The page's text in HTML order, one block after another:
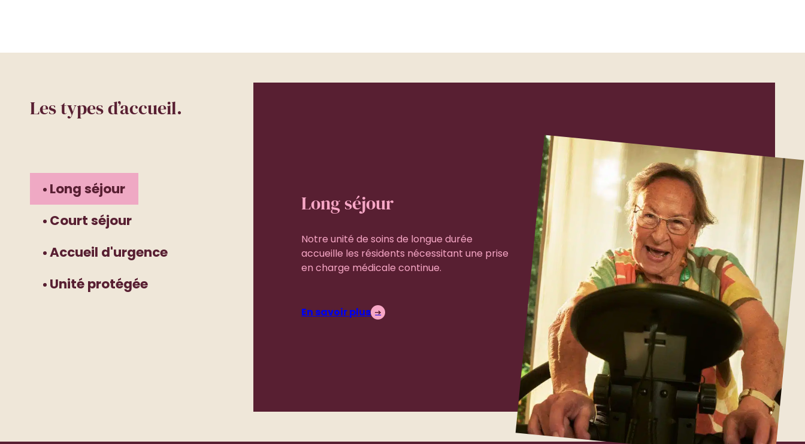
Les types d’accueil.
Long séjour
Court séjour
Accueil d'urgence
Unité protégée
Long séjour
Notre unité de soins de longue durée
accueille les résidents nécessitant une prise
en charge médicale continue.
En savoir plus